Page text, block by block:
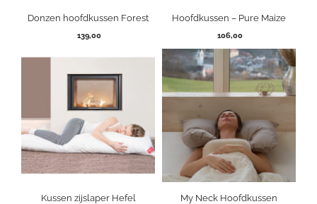
Donzen hoofdkussen Forest
139,00
Hoofdkussen – Pure Maize
106,00
Kussen zijslaper Hefel My Neck Hoofdkussen